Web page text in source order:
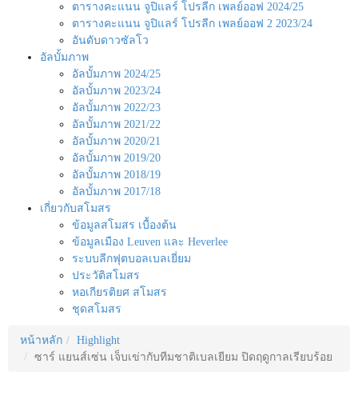
ตารางคะแนน จูปิแลร์ โปรลีก เพลย์ออฟ 2024/25
ตารางคะแนน จูปิแลร์ โปรลีก เพลย์ออฟ 2 2023/24
อันดับดาวซัลโว
อัลบั้มภาพ
อัลบั้มภาพ 2024/25
อัลบั้มภาพ 2023/24
อัลบั้มภาพ 2022/23
อัลบั้มภาพ 2021/22
อัลบั้มภาพ 2020/21
อัลบั้มภาพ 2019/20
อัลบั้มภาพ 2018/19
อัลบั้มภาพ 2017/18
เกี่ยวกับสโมสร
ข้อมูลสโมสร เบื้องต้น
ข้อมูลเมือง Leuven และ Heverlee
ระบบลีกฟุตบอลเบลเยี่ยม
ประวัติสโมสร
หอเกียรติยศ สโมสร
ชุดสโมสร
หน้าหลัก
Highlight
ซาร์ แยนส์เซ่น เจ็บเข่ากับทีมชาติเบลเยียม ปิดฤดูกาลเรียบร้อย